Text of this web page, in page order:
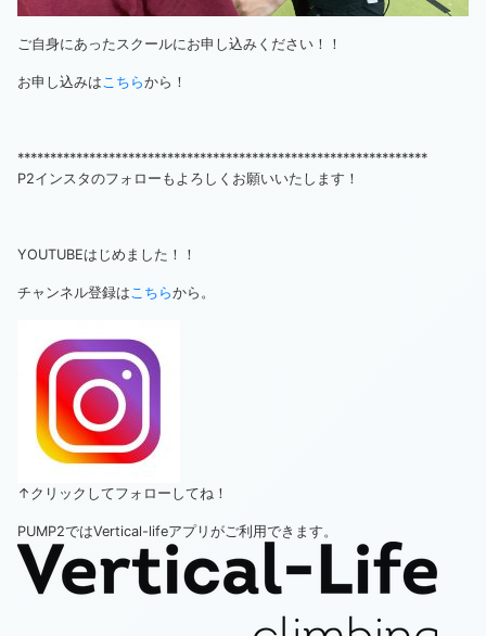
ご自身にあったスクールにお申し込みください！！
お申し込みはこちらから！
***************************************************************
P2インスタのフォローもよろしくお願いいたします！
YOUTUBEはじめました！！
チャンネル登録はこちらから。
↑クリックしてフォローしてね！
PUMP2ではVertical-lifeアプリがご利用できます。